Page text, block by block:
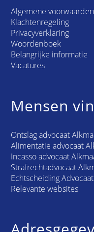
Algemene voorwaarden
Klachtenregeling
Privacyverklaring
Woordenboek
Belangrijke informatie
Vacatures
Mensen
Ontslag advocaat
Alimentatie advocaat
Incasso advocaat
Strafrechtadvocaat
Echtscheiding
Relevante websites